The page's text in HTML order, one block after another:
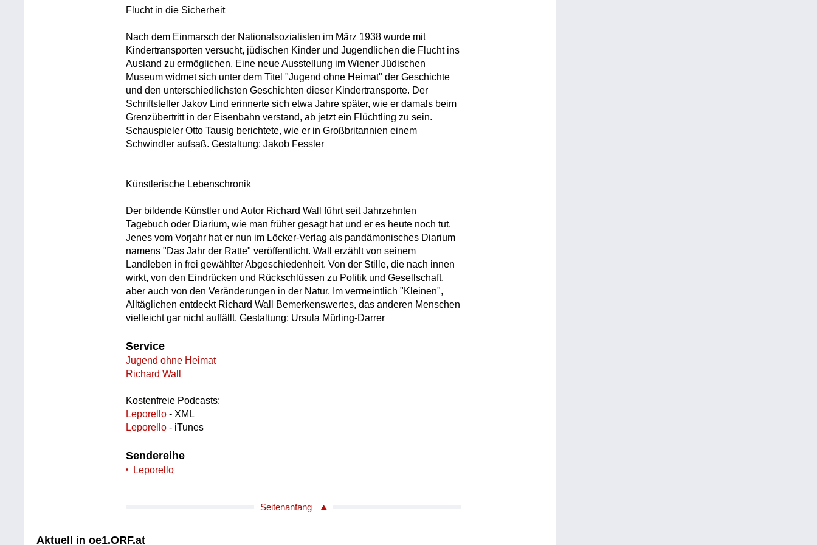
Flucht in die Sicherheit
Nach dem Einmarsch der Nationalsozialisten im März 1938 wurde mit
Kindertransporten versucht, jüdischen Kinder und Jugendlichen die Flucht ins
Ausland zu ermöglichen. Eine neue Ausstellung im Wiener Jüdischen
Museum widmet sich unter dem Titel "Jugend ohne Heimat" der Geschichte
und den unterschiedlichsten Geschichten dieser Kindertransporte. Der
Schriftsteller Jakov Lind erinnerte sich etwa Jahre später, wie er damals beim
Grenzübertritt in der Eisenbahn verstand, ab jetzt ein Flüchtling zu sein.
Schauspieler Otto Tausig berichtete, wie er in Großbritannien einem
Schwindler aufsaß. Gestaltung: Jakob Fessler
Künstlerische Lebenschronik
Der bildende Künstler und Autor Richard Wall führt seit Jahrzehnten
Tagebuch oder Diarium, wie man früher gesagt hat und er es heute noch tut.
Jenes vom Vorjahr hat er nun im Löcker-Verlag als pandämonisches Diarium
namens "Das Jahr der Ratte" veröffentlicht. Wall erzählt von seinem
Landleben in frei gewählter Abgeschiedenheit. Von der Stille, die nach innen
wirkt, von den Eindrücken und Rückschlüssen zu Politik und Gesellschaft,
aber auch von den Veränderungen in der Natur. Im vermeintlich "Kleinen",
Alltäglichen entdeckt Richard Wall Bemerkenswertes, das anderen Menschen
vielleicht gar nicht auffällt. Gestaltung: Ursula Mürling-Darrer
Service
Jugend ohne Heimat
Richard Wall
Kostenfreie Podcasts:
Leporello - XML
Leporello - iTunes
Sendereihe
Leporello
Seitenanfang
Aktuell in oe1.ORF.at